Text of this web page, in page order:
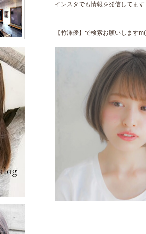
インスタでも情報を発信してます
【竹澤優】で検索お願いします